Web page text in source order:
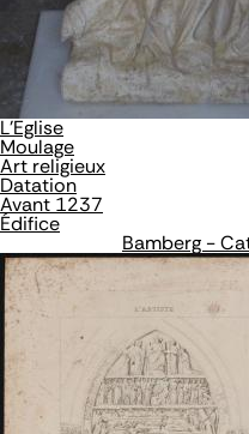
L'Eglise
Moulage
Art religieux
Datation
Avant 1237
Édifice
Bamberg -